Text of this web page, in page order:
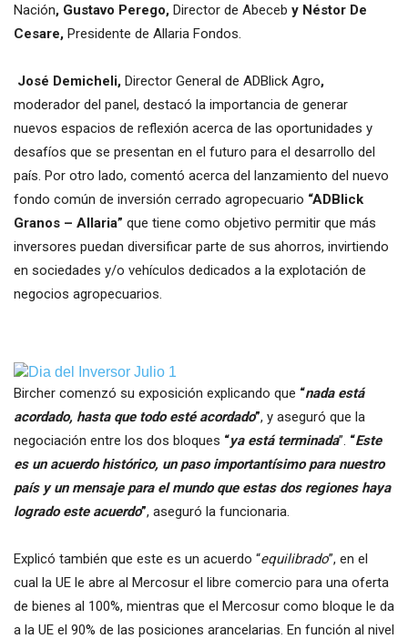
Nación, Gustavo Perego, Director de Abeceb y Néstor De
Cesare, Presidente de Allaria Fondos.
José Demicheli, Director General de ADBlick Agro,
moderador del panel, destacó la importancia de generar
nuevos espacios de reflexión acerca de las oportunidades y
desafíos que se presentan en el futuro para el desarrollo del
país. Por otro lado, comentó acerca del lanzamiento del nuevo
fondo común de inversión cerrado agropecuario “ADBlick
Granos – Allaria” que tiene como objetivo permitir que más
inversores puedan diversificar parte de sus ahorros, invirtiendo
en sociedades y/o vehículos dedicados a la explotación de
negocios agropecuarios.
Bircher comenzó su exposición explicando que “nada está
acordado, hasta que todo esté acordado”, y aseguró que la
negociación entre los dos bloques “ya está terminada”. “Este
es un acuerdo histórico, un paso importantísimo para nuestro
país y un mensaje para el mundo que estas dos regiones haya
logrado este acuerdo”, aseguró la funcionaria.
Explicó también que este es un acuerdo “equilibrado”, en el
cual la UE le abre al Mercosur el libre comercio para una oferta
de bienes al 100%, mientras que el Mercosur como bloque le da
a la UE el 90% de las posiciones arancelarias. En función al nivel